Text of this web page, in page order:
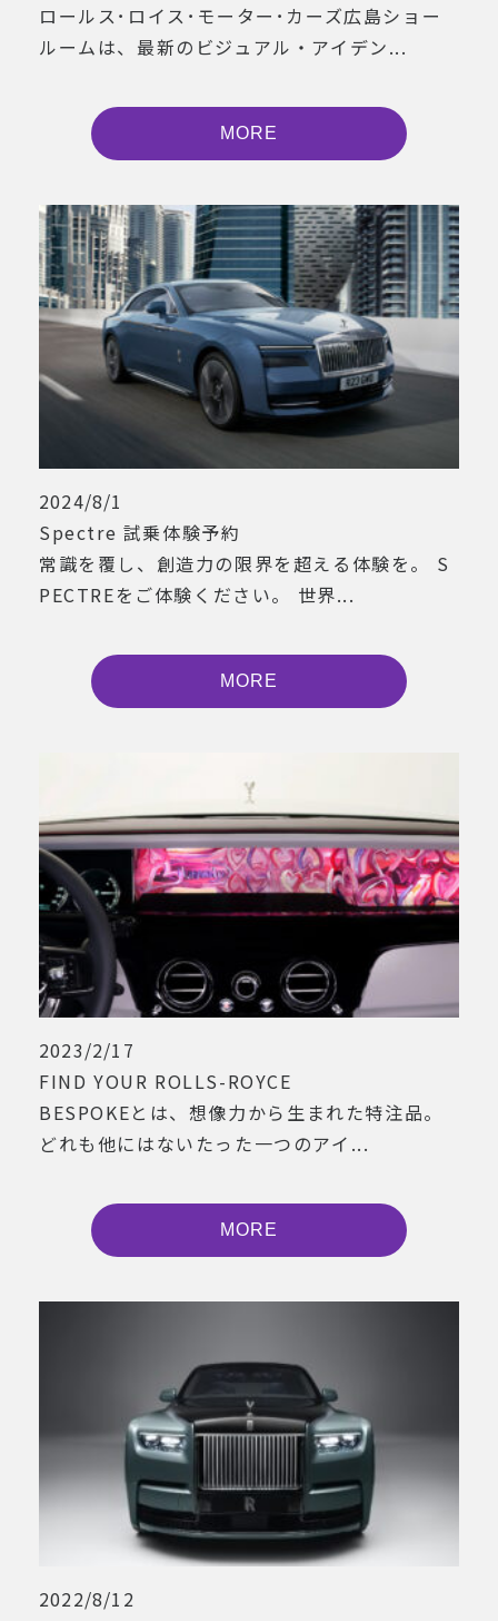
ロールス･ロイス･モーター･カーズ広島ショー
ルームは、最新のビジュアル・アイデン...
MORE
2024/8/1
Spectre 試乗体験予約
常識を覆し、創造力の限界を超える体験を。 S
PECTREをご体験ください。 世界...
MORE
2023/2/17
FIND YOUR ROLLS-ROYCE
BESPOKEとは、想像力から生まれた特注品。
どれも他にはないたった一つのアイ...
MORE
2022/8/12